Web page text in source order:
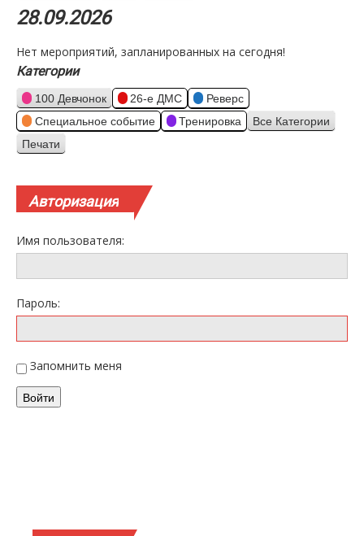
День
Год
28.09.2026
Нет мероприятий, запланированных на сегодня!
Категории
100 Девчонок 26-е ДМС
Реверс
Специальное событие
Тренировка Все Категории
Просмотр
Печати
Авторизация
Имя пользователя:
Пароль:
Запомнить меня
Войти